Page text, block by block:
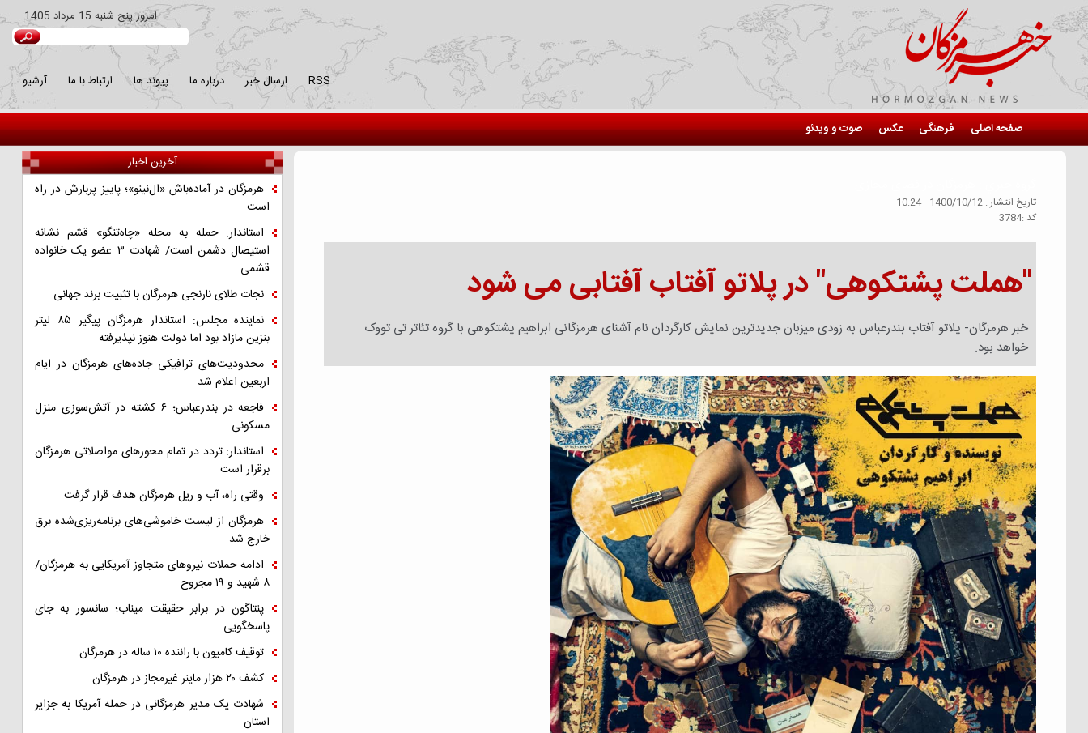
امروزپنج شنبه 15 مرداد 1405
آرشیو ارتباط با ما پیوند ها درباره ما ارسال خبر RSS
صفحه اصلی فرهنگی عکس صوت و ویدئو
تاريخ انتشار : 1400/10/12 - 10:24
كد :3784
"هملت پشتکوهی" در پلاتو‌ آفتاب آفتابی می شود
خبر هرمزگان- پلاتو آفتاب بندرعباس به زودی میزبان جدیدترین نمایش کارگردان نام آشنای هرمزگانی ابراهیم پشتکوهی با گروه تئاتر تی تووک
خواهد بود.
آخرین اخبار
هرمزگان در آماده‌باش «ال‌نینو»؛ پاییز پربارش در راه
است
استاندار: حمله به محله «چاه‌تنگو» قشم نشانه
استیصال دشمن است/ شهادت ۳ عضو یک خانواده
قشمی
نجات طلای نارنجی هرمزگان با تثبیت برند جهانی
نماینده مجلس: استاندار هرمزگان پیگیر ۸۵ لیتر
بنزین مازاد بود اما دولت هنوز نپذیرفته
محدودیت‌های ترافیکی جاده‌های هرمزگان در ایام
اربعین اعلام شد
فاجعه در بندرعباس؛ ۶ کشته در آتش‌سوزی منزل
مسکونی
استاندار: تردد در تمام محورهای مواصلاتی هرمزگان
برقرار است
وقتی راه، آب و ریل هرمزگان هدف قرار گرفت
هرمزگان از لیست خاموشی‌های برنامه‌ریزی‌شده برق
خارج شد
ادامه حملات نیروهای متجاوز آمریکایی به هرمزگان/
۸ شهید و ۱۹ مجروح
پنتاگون در برابر حقیقت میناب؛ سانسور به جای
پاسخگویی
توقیف کامیون با راننده ۱۰ ساله در هرمزگان
کشف ۲۰ هزار ماینر غیرمجاز در هرمزگان
شهادت یک مدیر هرمزگانی در حمله آمریکا به جزایر
استان